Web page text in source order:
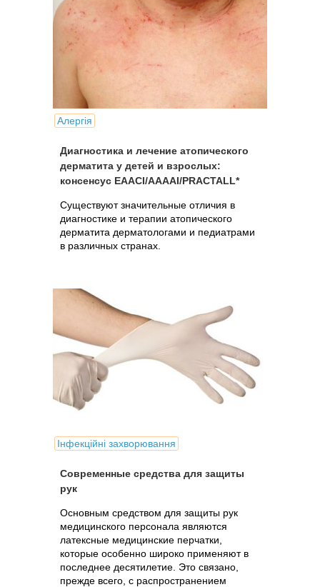
Алергія
Диагностика и лечение атопического
дерматита у детей и взрослых:
консенсус EAACI/AAAAI/PRACTALL*
Существуют значительные отличия в
диагностике и терапии атопического
дерматита дерматологами и педиатрами
в различных странах.
Інфекційні захворювання
Современные средства для защиты
рук
Основным средством для защиты рук
медицинского персонала являются
латексные медицинские перчатки,
которые особенно широко применяют в
последнее десятилетие. Это связано,
прежде всего, с распространением